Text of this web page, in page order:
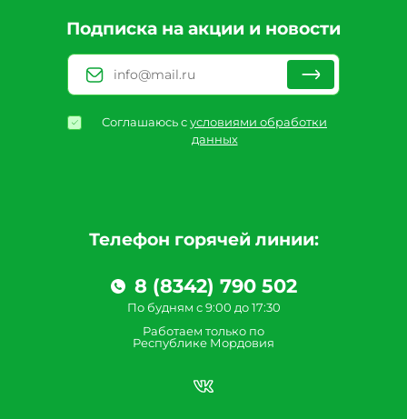
Телефон горячей линии:
8 (8342) 790 502
По будням с 9:00 до 17:30
Работаем только по
Республике Мордовия
Подписка на акции и новости
Соглашаюсь сусловиями обработки
данных